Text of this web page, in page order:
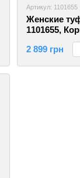
Артикул: 1101655
Женские
1101655,
2 899 грн